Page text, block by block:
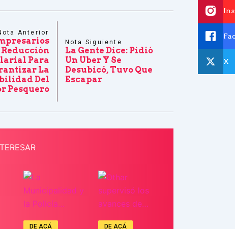
Anterior
Para
La
Del
Pesquero
Nota Siguiente
La Gente Dice: Pidió
Un Uber Y Se
Desubicó, Tuvo Que
Escapar
DE ACÁ DE ACÁ
X